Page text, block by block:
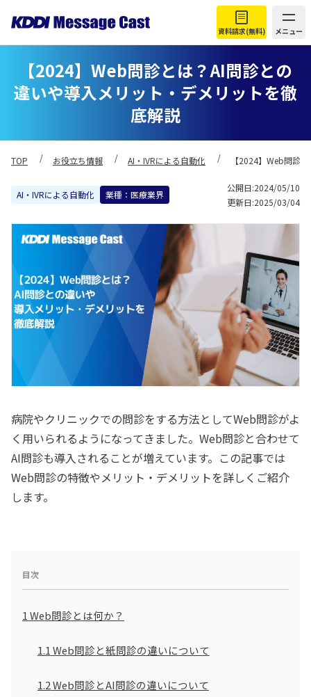
資料請求(無料) メニュー
【2024】Web問診とは？AI問診との
違いや導入メリット・デメリットを徹
底解説
TOP お役立ち情報 AI・IVRによる自動化 【2024】Web問診
AI・IVRによる自動化 業種：医療業界
公開日:2024/05/10
更新日:2025/03/04
病院やクリニックでの問診をする方法としてWeb問診がよ
く用いられるようになってきました。Web問診と合わせて
AI問診も導入されることが増えています。この記事では
Web問診の特徴やメリット・デメリットを詳しくご紹介
します。
目次
1 Web問診とは何か？
1.1 Web問診と紙問診の違いについて
1.2Web問診とAI問診の違いについて